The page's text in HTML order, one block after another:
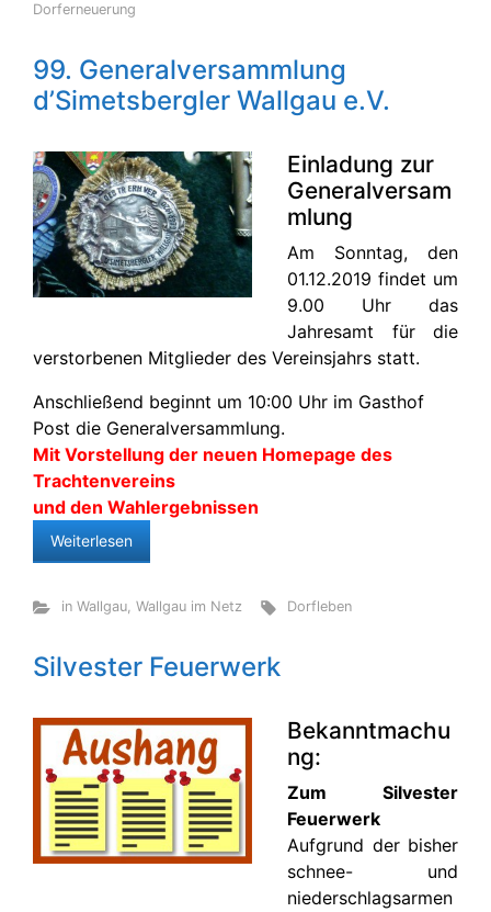
Dorferneuerung
99. Generalversammlung
d’Simetsbergler Wallgau e.V.
Einladung zur
Generalversam
mlung
Am Sonntag, den
01.12.2019 findet um
9.00 Uhr das
Jahresamt für die
verstorbenen Mitglieder des Vereinsjahrs statt.
Anschließend beginnt um 10:00 Uhr im Gasthof
Post die Generalversammlung.
Mit Vorstellung der neuen Homepage des
Trachtenvereins
und den Wahlergebnissen
Weiterlesen
in Wallgau, Wallgau im Netz Dorfleben
Silvester Feuerwerk
Bekanntmachu
ng:
Zum Silvester
Feuerwerk
Aufgrund der bisher
schnee- und
niederschlagsarmen